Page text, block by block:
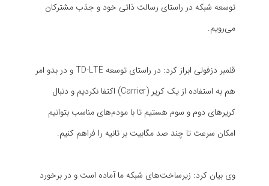
توسعه شبکه در راستای رسالت ذاتی خود و جذب مشترکان
می‌رویم.
قلمبر دزفولی ابراز کرد: در راستای توسعه TD-LTE و در بدو امر
هم به استفاده از یک کریر (Carrier) اکتفا نکردیم و دنبال
کریرهای دوم و سوم هستیم تا با مودم‌های مناسب بتوانیم
امکان سرعت تا چند صد مگابیت بر ثانیه را فراهم کنیم.
وی بیان کرد: زیرساخت‌های شبکه ما آماده است و در برخورد